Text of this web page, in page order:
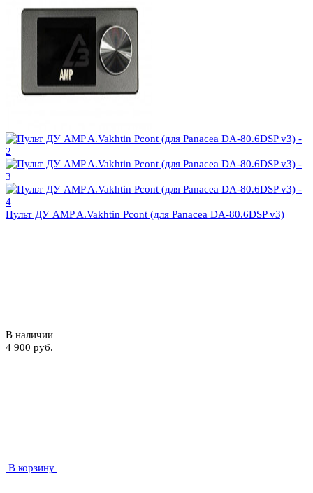
Пульт ДУ AMP A.Vakhtin Pcont (для Panacea DA-80.6DSP v3)
В наличии
4 900 руб.
В корзину